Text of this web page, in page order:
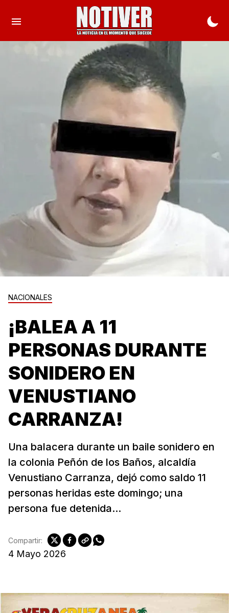
NACIONALES
¡BALEA A 11
PERSONAS DURANTE
SONIDERO EN
VENUSTIANO
CARRANZA!
Una balacera durante un baile sonidero en
la colonia Peñón de los Baños, alcaldía
Venustiano Carranza, dejó como saldo 11
personas heridas este domingo; una
persona fue detenida...
4 Mayo 2026
Compartir: